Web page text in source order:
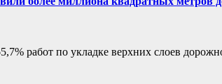
работ по укладке верхних слоев